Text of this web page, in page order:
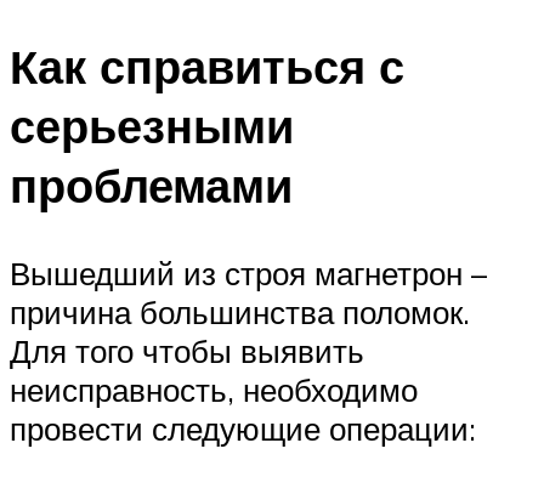
Как справиться с
серьезными
проблемами
Вышедший из строя магнетрон –
причина большинства поломок.
Для того чтобы выявить
неисправность, необходимо
провести следующие операции: